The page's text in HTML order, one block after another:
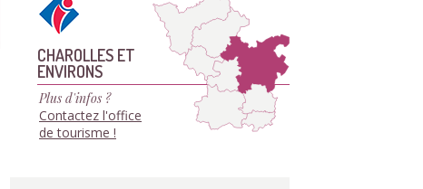
CHAROLLES ET
ENVIRONS
Plus d'infos ?
Contactez l'office
de tourisme !